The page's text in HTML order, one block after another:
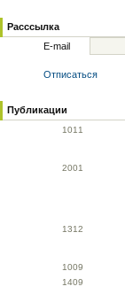
Расссылка
E-mail
Отписаться
Публикации
1011
2001
1312
1009
1409